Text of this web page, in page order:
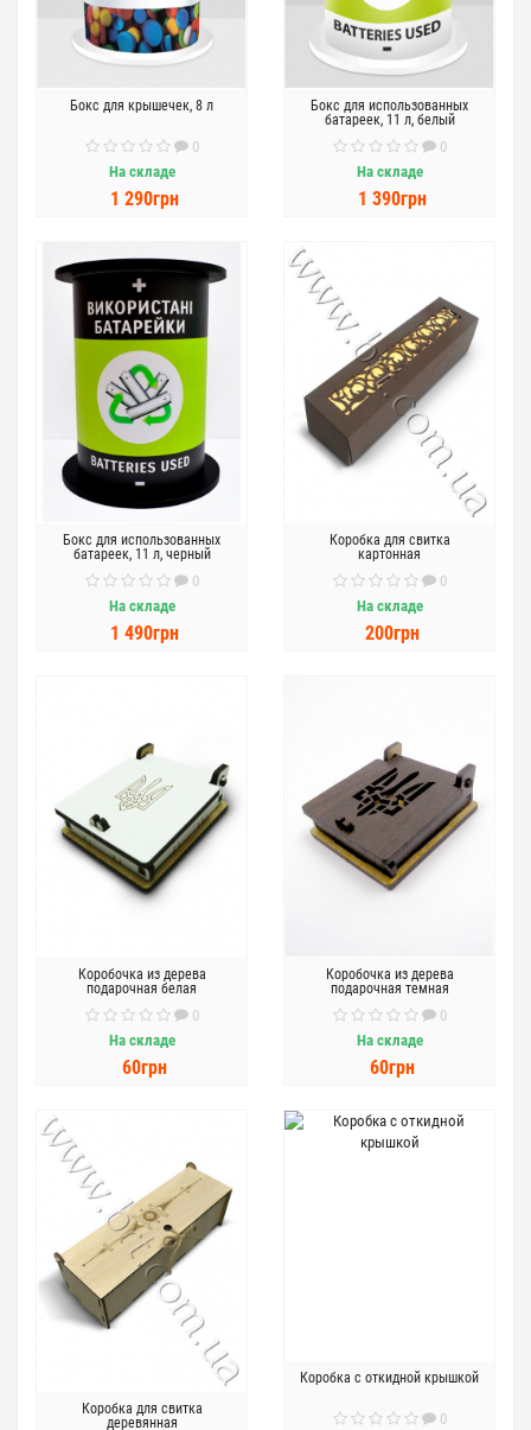
Бокс для крышечек, 8 л
0
На складе
1 290грн
Бокс для использованных
батареек, 11 л, белый
0
На складе
1 390грн
Бокс для использованных
батареек, 11 л, черный
0
На складе
1 490грн
Коробка для свитка
картонная
0
На складе
200грн
Коробочка из дерева
подарочная белая
0
На складе
60грн
Коробочка из дерева
подарочная темная
0
На складе
60грн
Коробка для свитка
деревянная
Коробка с откидной крышкой
0